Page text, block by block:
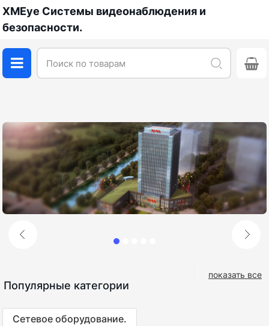
XMEye Системы видеонаблюдения и
безопасности.
Популярные категории
Сетевое оборудование.
показать все